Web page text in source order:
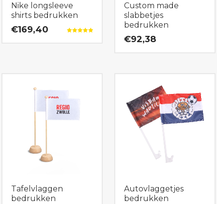
Nike longsleeve
shirts bedrukken
€169,40
Custom made
slabbetjes
bedrukken
€92,38
Tafelvlaggen
bedrukken
Autovlaggetjes
bedrukken